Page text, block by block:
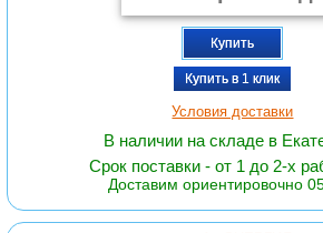
Купить
Купить в 1 клик
Условия доставки
В наличии на складе в
Срок поставки - от 1 до 2-х
Доставим ориентировочно